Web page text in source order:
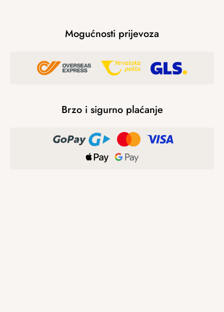
Mogućnosti prijevoza
Brzo i sigurno plaćanje